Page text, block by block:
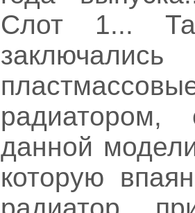
Слот 1...
данной
которую